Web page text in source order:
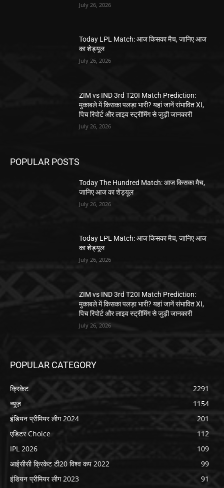
July 26, 2026
Today LPL Match: आज किसका मैच, जानिए आज
का शेड्यूल
July 26, 2026
ZIM vs IND 3rd T20I Match Prediction:
मुकाबले में किसका पलड़ा भारी? यहां जानें संभावित XI,
पिच रिपोर्ट और लाइव स्ट्रीमिंग से जुड़ी जानकारी
July 26, 2026
POPULAR POSTS
Today The Hundred Match: आज किसका मैच,
जानिए आज का शेड्यूल
July 26, 2026
Today LPL Match: आज किसका मैच, जानिए आज
का शेड्यूल
July 26, 2026
ZIM vs IND 3rd T20I Match Prediction:
मुकाबले में किसका पलड़ा भारी? यहां जानें संभावित XI,
पिच रिपोर्ट और लाइव स्ट्रीमिंग से जुड़ी जानकारी
July 26, 2026
POPULAR CATEGORY
क्रिकेट
2291
न्यूज़
1154
इंडियन प्रीमियर लीग 2024
201
एडिटर Choice
112
IPL 2026
109
आईसीसी क्रिकेट टी20 विश्व कप 2022
99
इंडियन प्रीमियर लीग 2023
91